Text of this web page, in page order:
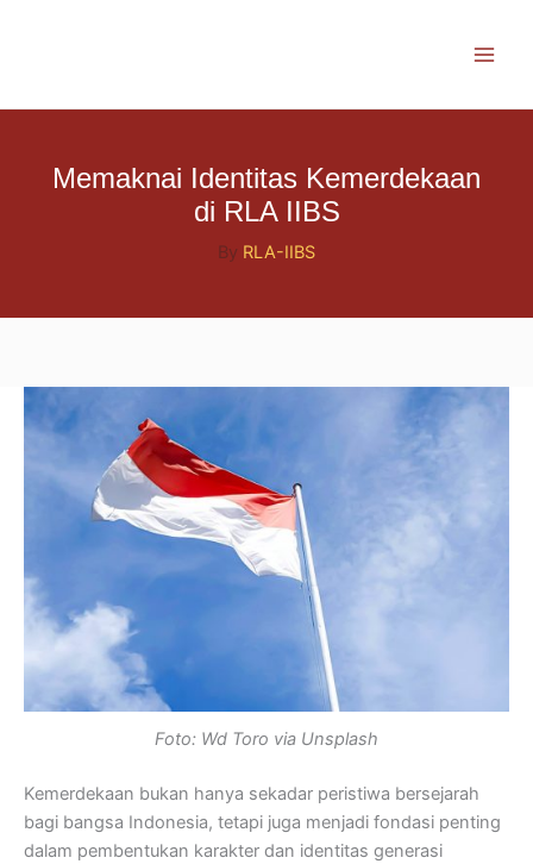
Memaknai Identitas Kemerdekaan
di RLA IIBS
By RLA-IIBS
Foto: Wd Toro via Unsplash
Kemerdekaan bukan hanya sekadar peristiwa bersejarah
bagi bangsa Indonesia, tetapi juga menjadi fondasi penting
dalam pembentukan karakter dan identitas generasi